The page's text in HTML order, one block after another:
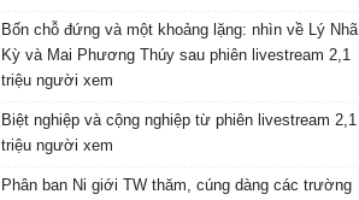
Bốn chỗ đứng và một khoảng lặng: nhìn về Lý Nhã
Kỳ và Mai Phương Thúy sau phiên livestream 2,1
triệu người xem
Biệt nghiệp và cộng nghiệp từ phiên livestream 2,1
triệu người xem
Phân ban Ni giới TW thăm, cúng dàng các trường